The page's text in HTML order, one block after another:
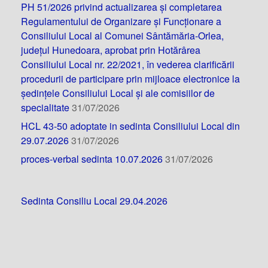
PH 51/2026 privind actualizarea și completarea
Regulamentului de Organizare și Funcționare a
Consiliului Local al Comunei Sântămăria-Orlea,
județul Hunedoara, aprobat prin Hotărârea
Consiliului Local nr. 22/2021, în vederea clarificării
procedurii de participare prin mijloace electronice la
ședințele Consiliului Local și ale comisiilor de
specialitate31/07/2026
HCL 43-50 adoptate in sedinta Consiliului Local din
29.07.202631/07/2026
proces-verbal sedinta 10.07.202631/07/2026
Sedinta Consiliu Local 29.04.2026